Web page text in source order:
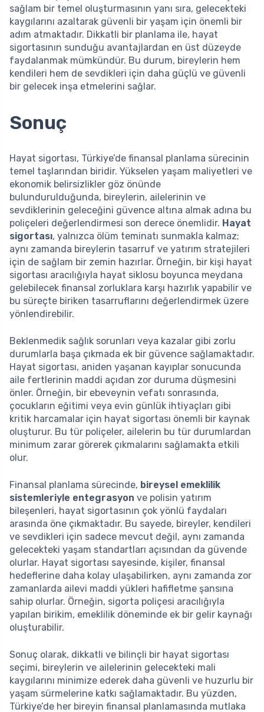
sağlam bir temel oluşturmasının yanı sıra, gelecekteki
kaygılarını azaltarak güvenli bir yaşam için önemli bir
adım atmaktadır. Dikkatli bir planlama ile, hayat
sigortasının sunduğu avantajlardan en üst düzeyde
faydalanmak mümkündür. Bu durum, bireylerin hem
kendileri hem de sevdikleri için daha güçlü ve güvenli
bir gelecek inşa etmelerini sağlar.
Sonuç
Hayat sigortası, Türkiye’de finansal planlama sürecinin
temel taşlarından biridir. Yükselen yaşam maliyetleri ve
ekonomik belirsizlikler göz önünde
bulundurulduğunda, bireylerin, ailelerinin ve
sevdiklerinin geleceğini güvence altına almak adına bu
poliçeleri değerlendirmesi son derece önemlidir. Hayat
sigortası, yalnızca ölüm teminatı sunmakla kalmaz;
aynı zamanda bireylerin tasarruf ve yatırım stratejileri
için de sağlam bir zemin hazırlar. Örneğin, bir kişi hayat
sigortası aracılığıyla hayat siklosu boyunca meydana
gelebilecek finansal zorluklara karşı hazırlık yapabilir ve
bu süreçte biriken tasarruflarını değerlendirmek üzere
yönlendirebilir.
Beklenmedik sağlık sorunları veya kazalar gibi zorlu
durumlarla başa çıkmada ek bir güvence sağlamaktadır.
Hayat sigortası, aniden yaşanan kayıplar sonucunda
aile fertlerinin maddi açıdan zor duruma düşmesini
önler. Örneğin, bir ebeveynin vefatı sonrasında,
çocukların eğitimi veya evin günlük ihtiyaçları gibi
kritik harcamalar için hayat sigortası önemli bir kaynak
oluşturur. Bu tür poliçeler, ailelerin bu tür durumlardan
minimum zarar görerek çıkmalarını sağlamakta etkili
olur.
Finansal planlama sürecinde, bireysel emeklilik
sistemleriyle entegrasyon ve polisin yatırım
bileşenleri, hayat sigortasının çok yönlü faydaları
arasında öne çıkmaktadır. Bu sayede, bireyler, kendileri
ve sevdikleri için sadece mevcut değil, aynı zamanda
gelecekteki yaşam standartları açısından da güvende
olurlar. Hayat sigortası sayesinde, kişiler, finansal
hedeflerine daha kolay ulaşabilirken, aynı zamanda zor
zamanlarda ailevi maddi yükleri hafifletme şansına
sahip olurlar. Örneğin, sigorta poliçesi aracılığıyla
yapılan birikim, emeklilik döneminde ek bir gelir kaynağı
oluşturabilir.
Sonuç olarak, dikkatli ve bilinçli bir hayat sigortası
seçimi, bireylerin ve ailelerinin gelecekteki mali
kaygılarını minimize ederek daha güvenli ve huzurlu bir
yaşam sürmelerine katkı sağlamaktadır. Bu yüzden,
Türkiye’de her bireyin finansal planlamasında mutlaka